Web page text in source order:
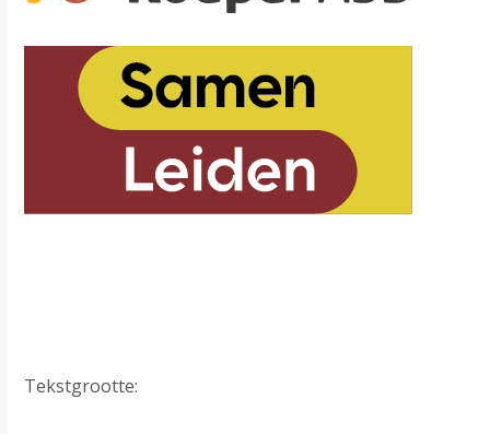
Tekstgrootte: